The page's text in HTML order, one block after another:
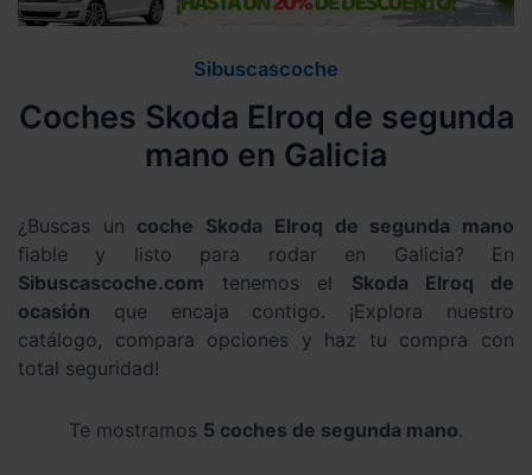
Sibuscascoche
Coches Skoda Elroq de segunda
mano en Galicia
¿Buscas un coche Skoda Elroq de segunda mano
fiable y listo para rodar en Galicia? En
Sibuscascoche.com tenemos el Skoda Elroq de
ocasión que encaja contigo. ¡Explora nuestro
catálogo, compara opciones y haz tu compra con
total seguridad!
Te mostramos 5 coches de segunda mano.